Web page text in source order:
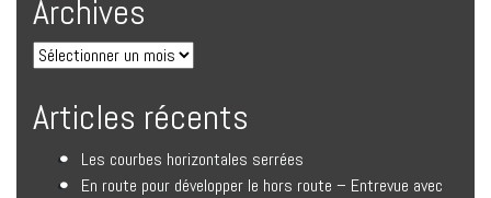
Archives
Articles récents
Les courbes horizontales serrées
En route pour développer le hors route – Entrevue avec